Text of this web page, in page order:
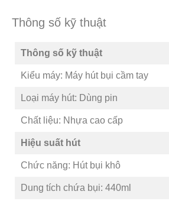
Thông số kỹ thuật
Thông số kỹ thuật
Kiểu máy: Máy hút bụi cầm tay
Loại máy hút: Dùng pin
Chất liệu: Nhựa cao cấp
Hiệu suất hút
Chức năng: Hút bụi khô
Dung tích chứa bụi: 440ml